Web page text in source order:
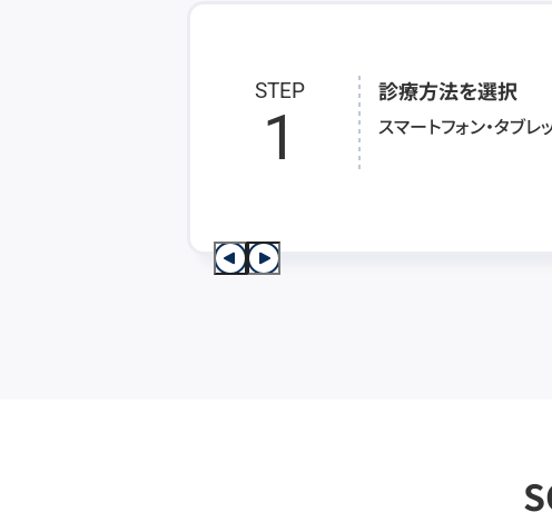
STEP
1
診療方法を選択
スマートフォン・タブ